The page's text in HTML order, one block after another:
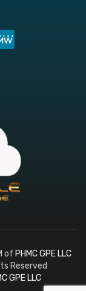
of PHMC GPE LLC
Reserved
GPE LLC